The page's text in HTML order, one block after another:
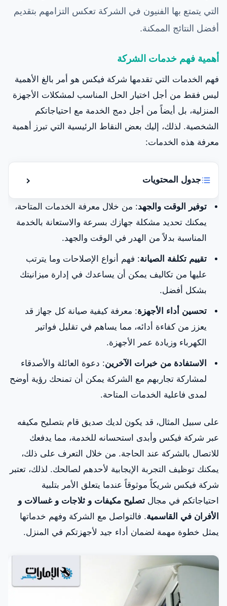
التي يتمتع بها الفنيون في الشركة تعكس التزامهم بتقديم
أفضل النتائج الممكنة.
أهمية فهم خدمات الشركة
فهم الخدمات التي تقدمها شركة فيكس هو أمر بالغ الأهمية
ليس فقط من أجل اختيار الحل المناسب لمشكلات الأجهزة
المنزلية، بل أيضاً من أجل دمج الخدمة مع احتياجاتكم
الشخصية. لذلك، إليك بعض النقاط الرئيسية التي تبرز أهمية
معرفة هذه الخدمات:
جدول المحتويات إظهار أو
خدمات شركة الإمارات فيكس في القاسمية
مناطق الخدمة
كيفية الاتصال بشركة فيكس
تقييمات العملاء والشهادات
استعراض الأسعار
الضمانات والعروض الخاصة
الخطوات الأساسية لطلب الخدمة
الختام
توفير الوقت والجهد: من خلال معرفة الخدمات المتاحة،
يمكنك تحديد مشكلة جهازك بسرعة والاستعانة بالخدمة
المناسبة بدلاً من الهدر في الوقت والجهد.
تقييم تكلفة الصيانة: فهم أنواع الإصلاحات وما يترتب
عليها من تكاليف يمكن أن يساعدك في إدارة ميزانيتك
بشكل أفضل.
تحسين أداء الأجهزة: معرفة كيفية صيانة كل جهاز قد
يعزز من كفاءة أدائه، مما يساهم في تقليل فواتير
الكهرباء وزيادة عمر الأجهزة.
الاستفادة من خبرات الآخرين: دعوة العائلة والأصدقاء
لمشاركة تجاربهم مع الشركة يمكن أن تمنحك رؤية أوضح
لمدى فاعلية الخدمات المتاحة.
على سبيل المثال، قد يكون لديك صديق قام بتصليح مكيفه
عبر شركة فيكس وأبدى استحسانه للخدمة، مما يدفعك
للاتصال بالشركة عند الحاجة. من خلال التعرف على ذلك،
يمكنك توظيف التجربة الإيجابية لأحدهم لصالحك. لذلك، تعتبر
شركة فيكس شريكاً موثوقاً عندما يتعلق الأمر بتلبية
احتياجاتكم في مجال تصليح مكيفات و ثلاجات و غسالات و
الأفران في القاسمية. فالتواصل مع الشركة وفهم خدماتها
يمثل خطوة مهمة لضمان أداء جيد لأجهزتكم في المنزل.